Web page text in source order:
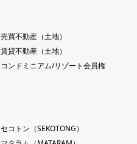
売買不動産（土地）
賃貸不動産（土地）
コンドミニアム/リゾート会員権
セコトン（SEKOTONG）